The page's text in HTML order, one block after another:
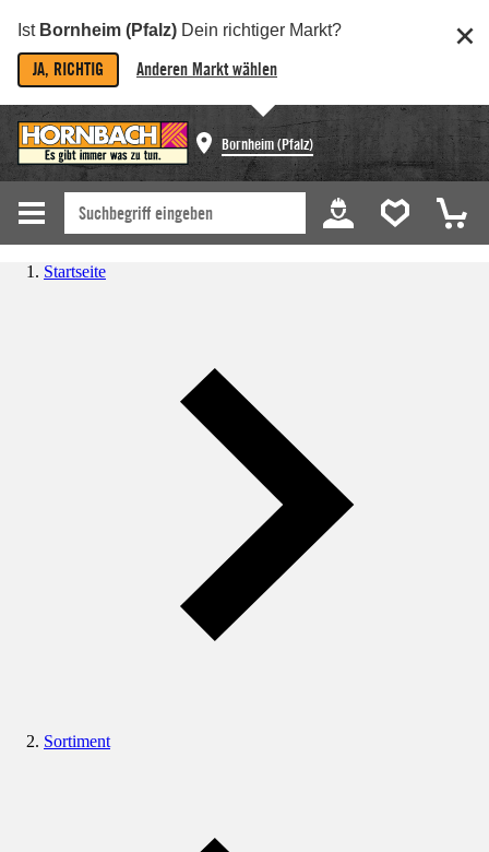
Ist Bornheim (Pfalz) Dein richtiger Markt?
JA, RICHTIG Anderen Markt wählen
Bornheim (Pfalz)
Startseite
Sortiment